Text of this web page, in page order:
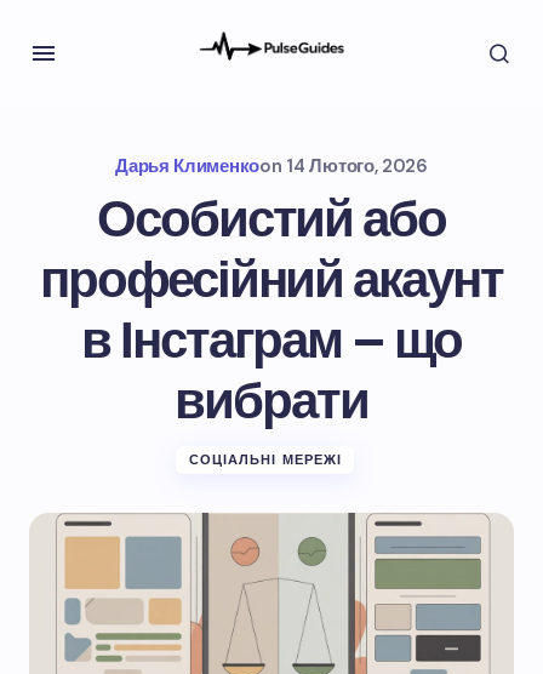
Дарья Клименкоon 14 Лютого, 2026
Особистий або
професійний акаунт
в Інстаграм – що
вибрати
СОЦІАЛЬНІ МЕРЕЖІ